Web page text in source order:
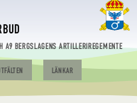
A9 BERGSLAGENS ARTILLERIREGEMENTE
LÄNKAR